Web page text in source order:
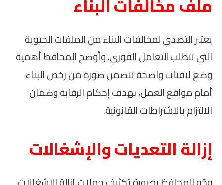
يعتبر التصدي لمخالفات البناء من الملفات الحيوية
التي تتطلب التعامل الفوري. وأوضح المحافظ أهمية
وضع لافتات واضحة تتضمن صورة من رخص البناء
أمام مواقع العمل، بهدف إحكام الرقابة وضمان
الالتزام بالاشتراطات القانونية.
إزالة التعديات والإشغالات